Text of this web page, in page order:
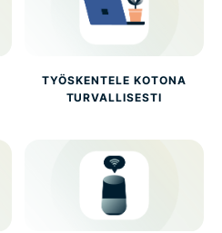
TYÖSKENTELE KOTONA
TURVALLISESTI